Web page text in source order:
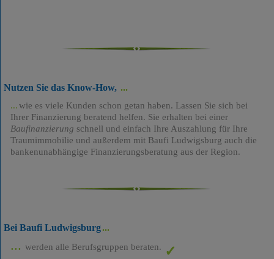
Nutzen Sie das Know-How,
wie es viele Kunden schon getan haben. Lassen Sie sich bei
Ihrer Finanzierung beratend helfen. Sie erhalten bei einer
Baufinanzierung schnell und einfach Ihre Auszahlung für Ihre
Traumimmobilie und außerdem mit Baufi Ludwigsburg auch die
bankenunabhängige Finanzierungsberatung aus der Region.
Bei Baufi Ludwigsburg
werden alle Berufsgruppen beraten.